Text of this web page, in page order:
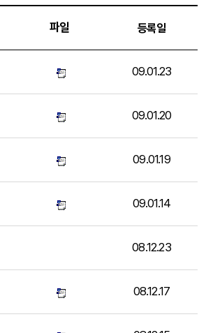
파일 등록일
09.01.23
09.01.20
09.01.19
09.01.14
08.12.23
08.12.17